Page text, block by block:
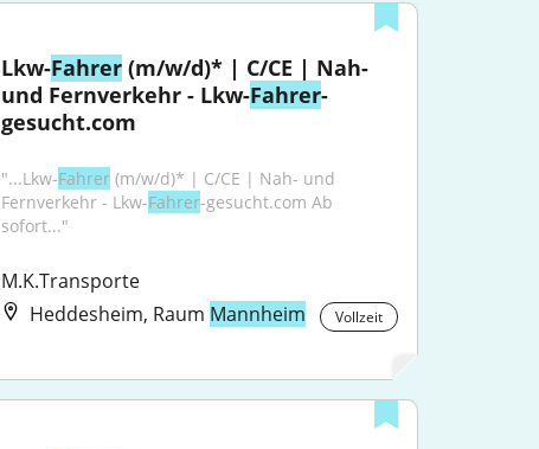
Lkw-Fahrer (m/w/d)* | C/CE | Nah-
und Fernverkehr - Lkw-Fahrer-
gesucht.com
"...Lkw-Fahrer (m/w/d)* | C/CE | Nah- und
Fernverkehr - Lkw-Fahrer-gesucht.com Ab
sofort..."
M.K.Transporte
Heddesheim, Raum Mannheim Vollzeit